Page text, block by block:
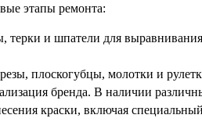
этапы ремонта:
терки и шпатели для
плоскогубцы, молотки и
бренда. В наличии
краски, включая